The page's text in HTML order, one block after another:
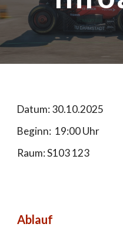
Datum: 30.10.2025
Beginn: 19:00 Uhr
Raum: S103 123
Ablauf